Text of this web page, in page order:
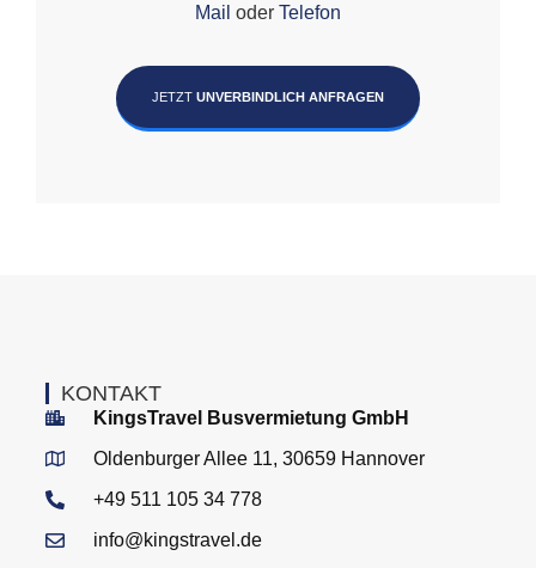
Mail oder Telefon
JETZT UNVERBINDLICH ANFRAGEN
KONTAKT
KingsTravel Busvermietung GmbH
Oldenburger Allee 11, 30659 Hannover
+49 511 105 34 778
info@kingstravel.de